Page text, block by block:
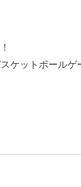
ケットボールゲ